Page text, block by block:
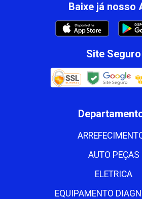
Baixe já nosso
Site Seguro
AUTO PEÇAS
ELETRICA
EQUIPAMENTO